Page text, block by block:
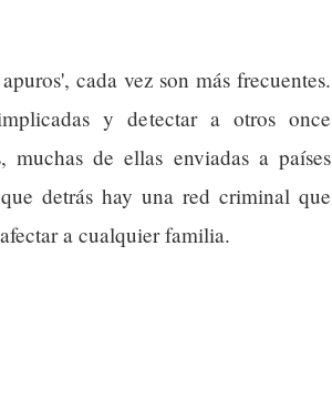
cada vez son más frecuentes.
y detectar a otros once
muchas de ellas enviadas a países
detrás hay una red criminal que
a cualquier familia.